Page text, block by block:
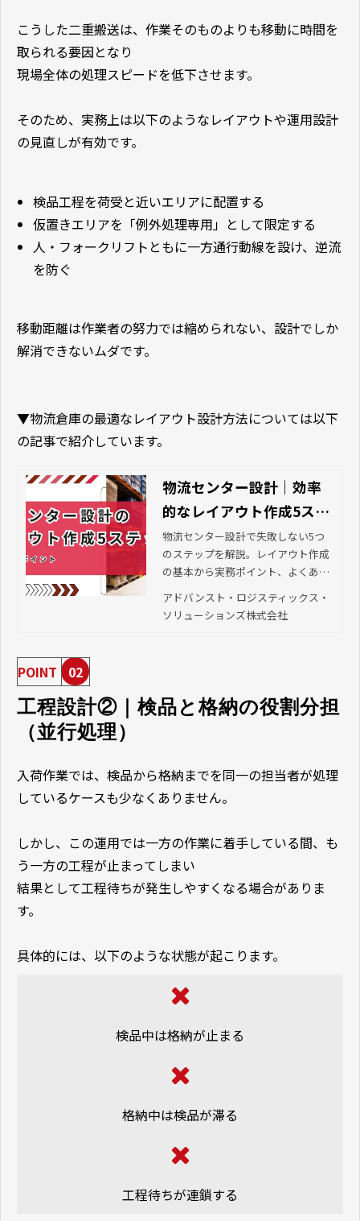
こうした二重搬送は、作業そのものよりも移動に時間を
取られる要因となり
現場全体の処理スピードを低下させます。
そのため、実務上は以下のようなレイアウトや運用設計
の見直しが有効です。
検品工程を荷受と近いエリアに配置する
仮置きエリアを「例外処理専用」として限定する
人・フォークリフトともに一方通行動線を設け、逆流
を防ぐ
移動距離は作業者の努力では縮められない、設計でしか
解消できないムダです。
▼物流倉庫の最適なレイアウト設計方法については以下
の記事で紹介しています。
物流センター設計｜効率
的なレイアウト作成5ステ
ップ
物流センター設計で失敗しない5つ
のステップを解説。レイアウト作成
の基本から実務ポイント、よくある
失敗例まで専門家が詳しく説明しま
す。
アドバンスト・ロジスティックス・
ソリューションズ株式会社
POINT 02
工程設計②｜検品と格納の役割分担
（並行処理）
入荷作業では、検品から格納までを同一の担当者が処理
しているケースも少なくありません。
しかし、この運用では一方の作業に着手している間、も
う一方の工程が止まってしまい
結果として工程待ちが発生しやすくなる場合がありま
す。
具体的には、以下のような状態が起こります。
検品中は格納が止まる
格納中は検品が滞る
工程待ちが連鎖する